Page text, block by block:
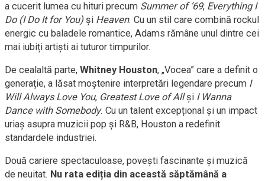
a cucerit lumea cu hituri precum Summer of ‘69, Everything I
Do (I Do It for You) și Heaven. Cu un stil care combină rockul
energic cu baladele romantice, Adams rămâne unul dintre cei
mai iubiți artiști ai tuturor timpurilor.
De cealaltă parte, Whitney Houston, „Vocea” care a definit o
generație, a lăsat moștenire interpretări legendare precum I
Will Always Love You, Greatest Love of Allși I Wanna
Dance with Somebody. Cu un talent excepțional și un impact
uriaș asupra muzicii pop și R&B, Houston a redefinit
standardele industriei.
Două cariere spectaculoase, povești fascinante și muzică
de neuitat. Nu rata ediția din această săptămână a